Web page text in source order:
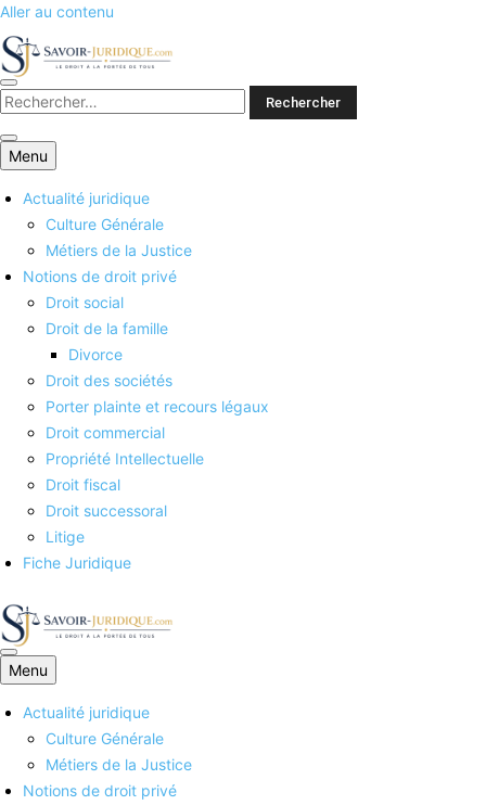
Aller au contenu
Savoirs juridiques
Menu
Actualité juridique
Culture Générale
Métiers de la Justice
Notions de droit privé
Droit social
Droit de la famille
Divorce
Droit des sociétés
Porter plainte et recours légaux
Droit commercial
Propriété Intellectuelle
Droit fiscal
Droit successoral
Litige
Fiche Juridique
Savoirs juridiques
Menu
Actualité juridique
Culture Générale
Métiers de la Justice
Notions de droit privé